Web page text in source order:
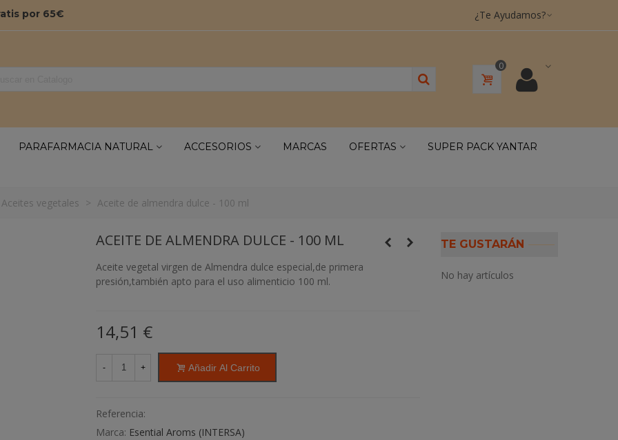
por 65€ ¿Te Ayudamos?
0
PARAFARMACIA NATURAL ACCESORIOS MARCAS OFERTAS
SUPER PACK YANTAR
Aceites vegetales > Aceite de almendra dulce - 100 ml
ACEITE DE ALMENDRA DULCE - 100 ML
Aceite vegetal virgen de Almendra dulce especial,de primera
presión,también apto para el uso alimenticio 100 ml.
14,51 €
- + Añadir Al Carrito
Referencia:
Marca: Esential Aroms (INTERSA)
TE GUSTARÁN
No hay artículos